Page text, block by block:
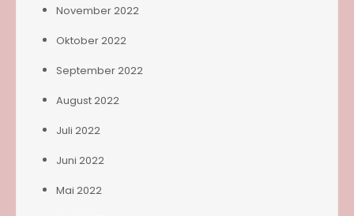
November 2022
Oktober 2022
September 2022
August 2022
Juli 2022
Juni 2022
Mai 2022